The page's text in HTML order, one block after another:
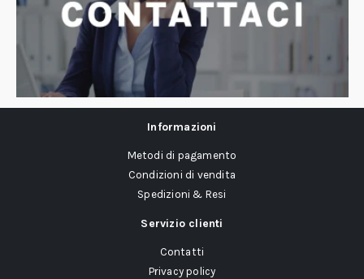
Informazioni
Metodi di pagamento
Condizioni di vendita
Spedizioni & Resi
Servizio clienti
Contatti
Privacy policy